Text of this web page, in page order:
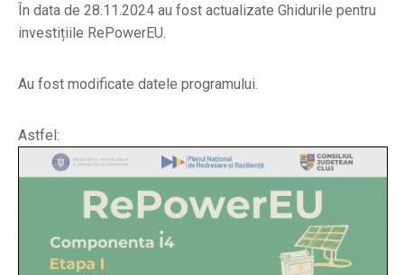
În data de 28.11.2024 au fost actualizate Ghidurile pentru
investițiile RePowerEU.
Au fost modificate datele programului.
Astfel: